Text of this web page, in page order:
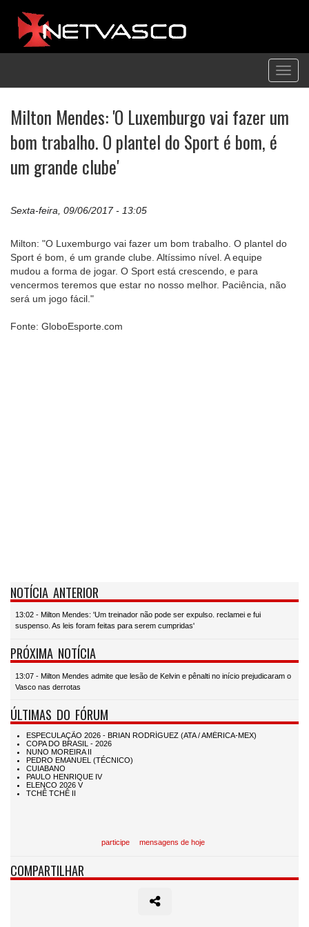
Milton Mendes: 'O Luxemburgo vai fazer um
bom trabalho. O plantel do Sport é bom, é
um grande clube'
Sexta-feira, 09/06/2017 - 13:05
Milton: "O Luxemburgo vai fazer um bom trabalho. O plantel do
Sport é bom, é um grande clube. Altíssimo nível. A equipe
mudou a forma de jogar. O Sport está crescendo, e para
vencermos teremos que estar no nosso melhor. Paciência, não
será um jogo fácil."
Fonte: GloboEsporte.com
NOTÍCIA ANTERIOR
13:02 - Milton Mendes: 'Um treinador não pode ser expulso. reclamei e fui
suspenso. As leis foram feitas para serem cumpridas'
PRÓXIMA NOTÍCIA
13:07 - Milton Mendes admite que lesão de Kelvin e pênalti no início prejudicaram o
Vasco nas derrotas
ÚLTIMAS DO FÓRUM
participe mensagens de hoje
COMPARTILHAR